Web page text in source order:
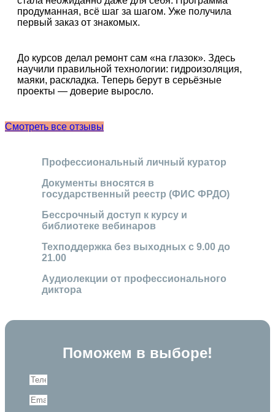
продуманная, всё шаг за шагом. Уже получила
первый заказ от знакомых.
До курсов делал ремонт сам «на глазок». Здесь
научили правильной технологии: гидроизоляция,
маяки, раскладка. Теперь берут в серьёзные
проекты — доверие выросло.
Смотреть все отзывы
Профессиональный личный куратор
Документы вносятся в
государственный реестр (ФИС ФРДО)
Бессрочный доступ к курсу и
библиотеке вебинаров
Техподдержка без выходных с 9.00 до
21.00
Аудиолекции от профессионального
диктора
Поможем в выборе!